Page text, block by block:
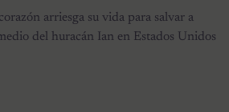
arriesga su vida para salvar a
del huracán Ian en Estados Unidos